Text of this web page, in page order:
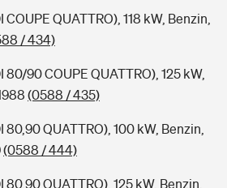
QUATTRO), 118 kW, Benzin,
/ 434)
80/90 COUPE QUATTRO), 125 kW,
(0588 / 435)
80,90 QUATTRO), 100 kW, Benzin,
(0588 / 444)
QUATTRO), 125 kW, Benzin,